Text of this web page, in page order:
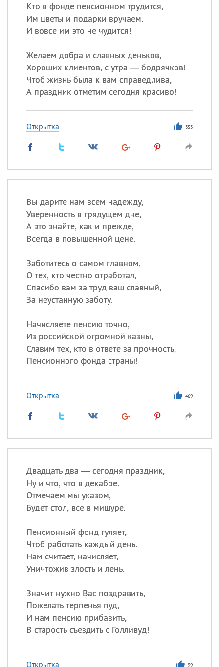
Кто в фонде пенсионном трудится,
Им цветы и подарки вручаем,
И вовсе им это не чудится!
Желаем добра и славных деньков,
Хороших клиентов, с утра — бодрячков!
Чтоб жизнь была к вам справедлива,
А праздник отметим сегодня красиво!
Открытка 353
Вы дарите нам всем надежду,
Уверенность в грядущем дне,
А это знайте, как и прежде,
Всегда в повышенной цене.
Заботитесь о самом главном,
О тех, кто честно отработал,
Спасибо вам за труд ваш славный,
За неустанную заботу.
Начисляете пенсию точно,
Из российской огромной казны,
Славим тех, кто в ответе за прочность,
Пенсионного фонда страны!
Открытка 469
Двадцать два — сегодня праздник,
Ну и что, что в декабре.
Отмечаем мы указом,
Будет стол, все в мишуре.
Пенсионный фонд гуляет,
Чтоб работать каждый день.
Нам считает, начисляет,
Уничтожив злость и лень.
Значит нужно Вас поздравить,
Пожелать терпенья пуд,
И нам пенсию прибавить,
В старость съездить с Голливуд!
Открытка 99